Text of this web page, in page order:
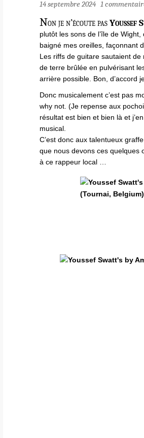
14 septembre 2024 1
Non je n’écoute pasYoussef
plutôt les sons de l’île de
baigné mes oreilles, façonnant
Les riffs de guitare sautaient
de terre brûlée en pulvérisant
arrière possible. Bon, d’accord
Donc musicalement c’est pas
why not. (Je repense aux
résultat est bien et bien là et
musical.
C’est donc aux talentueux
que nous devons ces
à ce rappeur local …